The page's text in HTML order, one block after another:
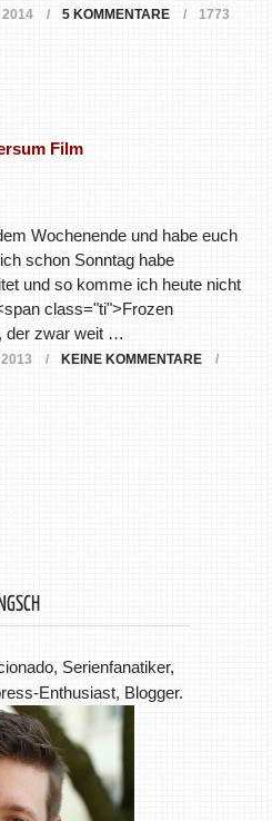
5 KOMMENTARE
1773
Wochenende und habe euch
schon Sonntag habe
und so komme ich heute nicht
class="ti">Frozen
der zwar weit …
KEINE KOMMENTARE
Serienfanatiker,
Enthusiast, Blogger.